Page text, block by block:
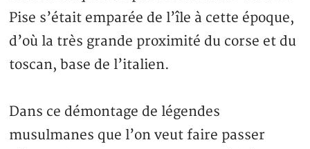
Pise s’était emparée de l’île à cette époque,
d’où la très grande proximité du corse et du
toscan, base de l’italien.
Dans ce démontage de légendes
musulmanes que l’on veut faire passer